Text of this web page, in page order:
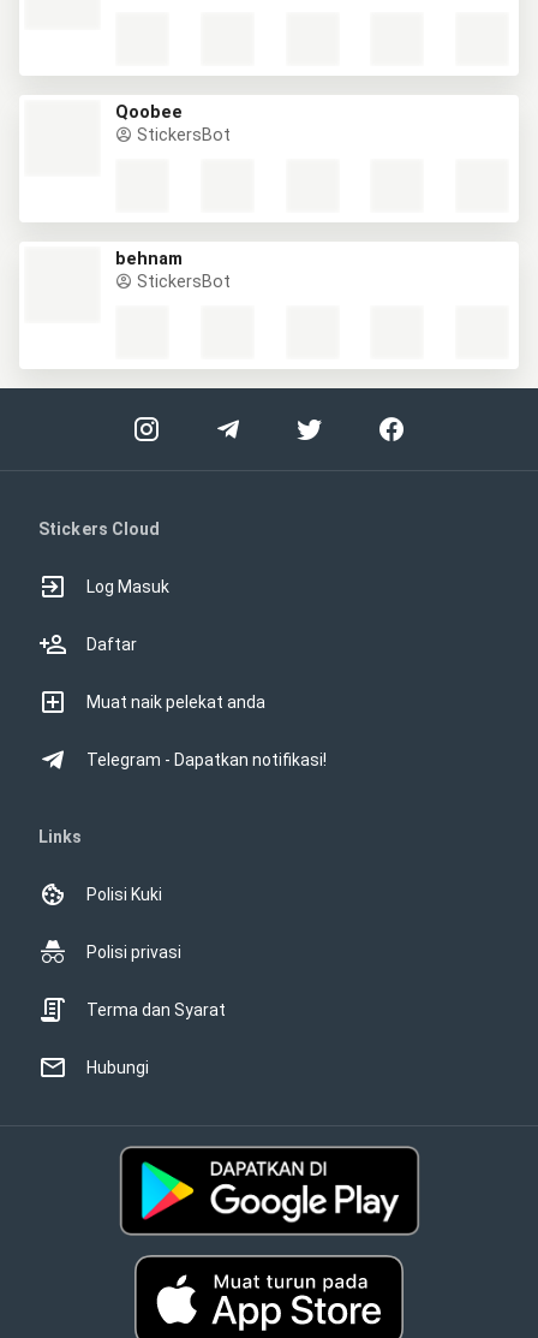
Qoobee
StickersBot
behnam
StickersBot
Stickers Cloud
Log Masuk
Daftar
Muat naik pelekat anda
Telegram - Dapatkan notifikasi!
Links
Polisi Kuki
Polisi privasi
Terma dan Syarat
Hubungi